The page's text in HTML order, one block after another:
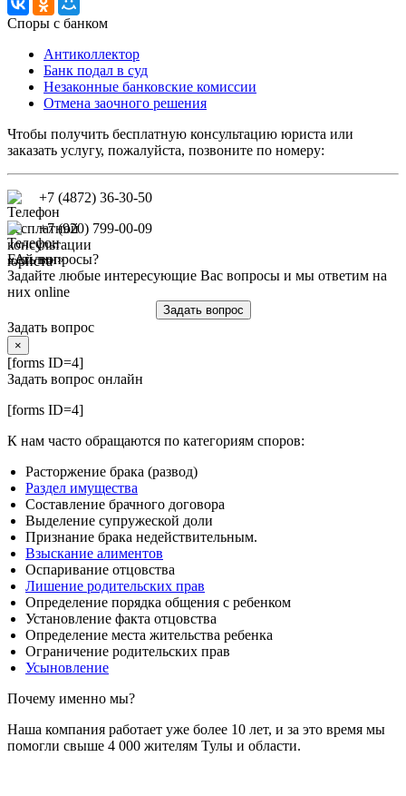
Споры с банком
Антиколлектор
Банк подал в суд
Незаконные банковские комиссии
Отмена заочного решения
Чтобы получить бесплатную консультацию юриста или
заказать услугу, пожалуйста, позвоните по номеру:
+7 (4872) 36-30-50
+7 (920) 799-00-09
Есть вопросы?
Задайте любые интересующие Вас вопросы и мы ответим на
них online
Задать вопрос
Задать вопрос
×
[forms ID=4]
Задать вопрос онлайн
[forms ID=4]
К нам часто обращаются по категориям споров:
Расторжение брака (развод)
Раздел имущества
Составление брачного договора
Выделение супружеской доли
Признание брака недействительным.
Взыскание алиментов
Оспаривание отцовства
Лишение родительских прав
Определение порядка общения с ребенком
Установление факта отцовства
Определение места жительства ребенка
Ограничение родительских прав
Усыновление
Почему именно мы?
Наша компания работает уже более 10 лет, и за это время мы
помогли свыше 4 000 жителям Тулы и области.